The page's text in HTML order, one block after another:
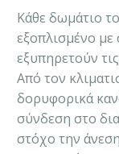
Κάθε δωμάτιο
εξοπλισμένο με
εξυπηρετούν
Από τον
δορυφορικά
σύνδεση στο
στόχο την